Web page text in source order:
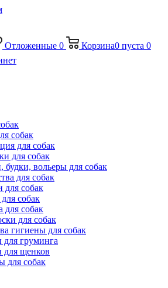
Отложенные 0 Корзина0 пуста 0
собак
для собак
для собак
будки, вольеры для собак
для собак
для собак
собак
для собак
для собак
гигиены для собак
для груминга
для щенков
для собак